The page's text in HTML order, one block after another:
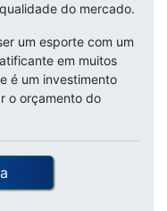
do mercado.
um esporte com um
em muitos
é um investimento
o orçamento do